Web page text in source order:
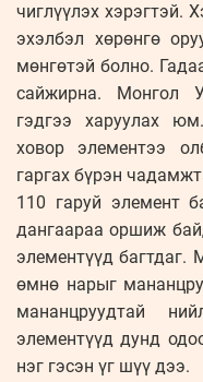
чиглүүлэх хэрэгтэй.
эхэлбэл хөрөнгө
мөнгөтэй болно.
сайжирна. Монгол
гэдгээ харуулах
ховор элементээ
гаргах бүрэн
110 гаруй элемент
дангаараа оршиж
элементүүд багтдаг.
өмнө нарыг
мананцруудтай
элементүүд дунд
нэг гэсэн үг шүү дээ.